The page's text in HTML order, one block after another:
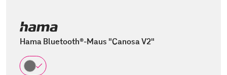
Hama Bluetooth®-Maus "Canosa V2"